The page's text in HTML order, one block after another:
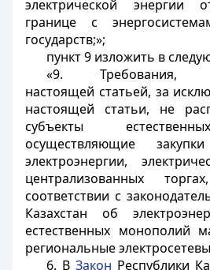
электрической энергии
границе с
государств;»;
пункт 9 изложить в
«9. Требования,
настоящей статьей, за
настоящей статьи, не
субъекты
осуществляющие
электроэнергии,
централизованных
соответствии с
Казахстан об
естественных монополий
региональные
6. В Закон Республики